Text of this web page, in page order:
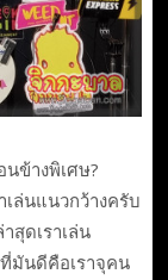
ข้างพิเศษ?
เล่นแนวกว้างครับ
สุดเราเล่น
มันดีคือเราจุคน